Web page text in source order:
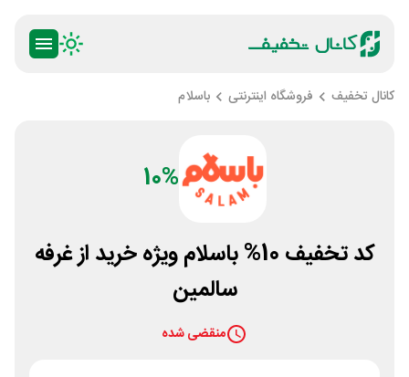
کانال تخفیف فروشگاه اینترنتی باسلام
10%
کد تخفیف 10% باسلام ویژه خرید از غرفه
سالمین
منقضی شده